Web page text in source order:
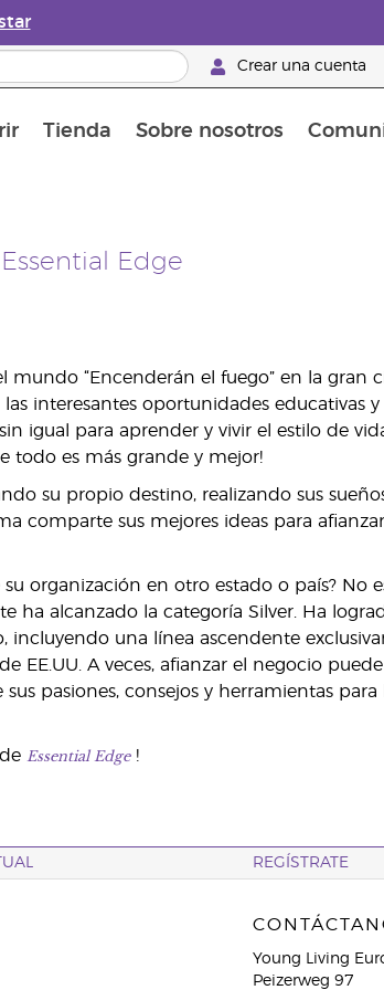
Crear una cuenta
Tienda Sobre nosotros
Edge
“Encenderán el fuego” en la gran
interesantes oportunidades educativas
igual para aprender y vivir el estilo de
todo es más grande y mejor!
su propio destino, realizando sus
comparte sus mejores ideas para
organización en otro estado o país? No
ha alcanzado la categoría Silver. Ha
incluyendo una línea ascendente
EE.UU. A veces, afianzar el negocio
pasiones, consejos y herramientas para
Essential Edge !
REGÍSTRATE
Young Living
Peizerweg 97